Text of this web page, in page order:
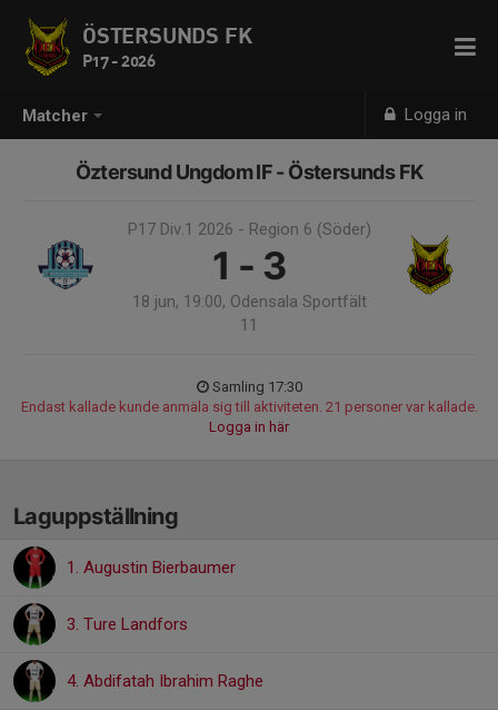
Matcher Logga in
ÖSTERSUNDS FK
P17 - 2026
Öztersund Ungdom IF - Östersunds FK
P17 Div.1 2026 - Region 6 (Söder)
1 - 3
18 jun, 19:00, Odensala Sportfält
11
Samling 17:30
Endast kallade kunde anmäla sig till aktiviteten. 21 personer var kallade.
Logga in här
Laguppställning
1. Augustin Bierbaumer
3. Ture Landfors
4. Abdifatah Ibrahim Raghe